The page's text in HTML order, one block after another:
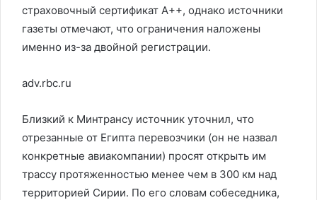
страховочный сертификат А++, однако источники
газеты отмечают, что ограничения наложены
именно из-за двойной регистрации.
adv.rbc.ru
Близкий к Минтрансу источник уточнил, что
отрезанные от Египта перевозчики (он не назвал
конкретные авиакомпании) просят открыть им
трассу протяженностью менее чем в 300 км над
территорией Сирии. По его словам собеседника,